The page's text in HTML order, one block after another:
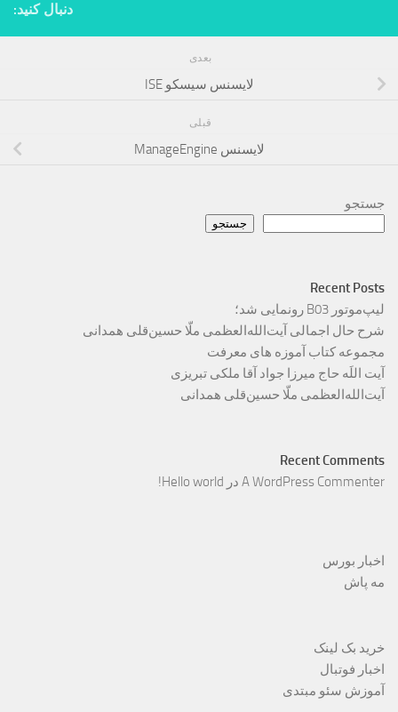
دنبال کنید:
بعدی
لایسنس سیسکو ISE
قبلی
لایسنس ManageEngine
جستجو
جستجو
Recent Posts
لیپ‌موتور B03 رونمایی شد؛
شرح حال اجمالی آیت‌الله‌العظمی ملّا حسین‌قلی همدانی
مجموعه کتاب آموزه های معرفت
آیت اللَه حاج میرزا جواد آقا ملکی تبریزی
آیت‌الله‌العظمی ملّا حسین‌قلی همدانی
Recent Comments
A WordPress Commenter در Hello world!
اخبار بورس
مه پاش
خرید بک لینک
اخبار فوتبال
آموزش سئو مبتدی